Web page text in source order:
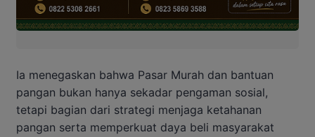
Ia menegaskan bahwa Pasar Murah dan bantuan
pangan bukan hanya sekadar pengaman sosial,
tetapi bagian dari strategi menjaga ketahanan
pangan serta memperkuat daya beli masyarakat